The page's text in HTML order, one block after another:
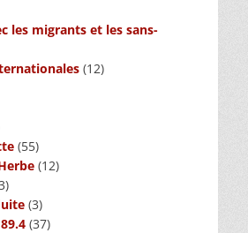
les migrants et les sans-
(12)
(55)
(12)
(3)
(37)